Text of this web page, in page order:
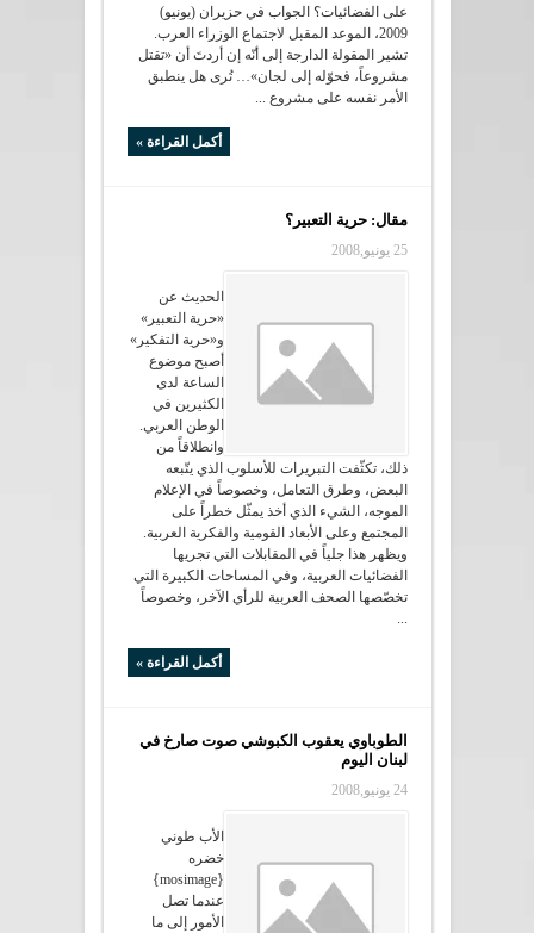
على الفضائيات؟ الجواب في حزيران (يونيو)
2009، الموعد المقبل لاجتماع الوزراء العرب.
تشير المقولة الدارجة إلى أنّه إن أردتَ أن «تقتل
مشروعاً، فحوّله إلى لجان»… تُرى هل ينطبق
الأمر نفسه على مشروع ...
أكمل القراءة »
مقال: حرية التعبير؟
25 يونيو,2008
الحديث عن
«حرية التعبير»
و«حرية التفكير»
أصبح موضوع
الساعة لدى
الكثيرين في
الوطن العربي.
وانطلاقاً من
ذلك، تكثّفت التبريرات للأسلوب الذي يتّبعه
البعض، وطرق التعامل، وخصوصاً في الإعلام
الموجه، الشيء الذي أخذ يمثّل خطراً على
المجتمع وعلى الأبعاد القومية والفكرية العربية.
ويظهر هذا جلياً في المقابلات التي تجريها
الفضائيات العربية، وفي المساحات الكبيرة التي
تخصّصها الصحف العربية للرأي الآخر، وخصوصاً
...
أكمل القراءة »
الطوباوي يعقوب الكبوشي صوت صارخ في
لبنان اليوم
24 يونيو,2008
الأب طوني
خضره
{mosimage}
عندما تصل
الأمور إلى ما